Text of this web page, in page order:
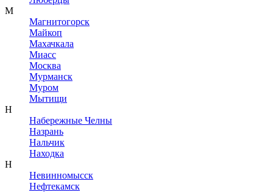
М
Магнитогорск
Майкоп
Махачкала
Миасс
Москва
Мурманск
Муром
Мытищи
Н
Набережные Челны
Назрань
Нальчик
Находка
Н
Невинномысск
Нефтекамск